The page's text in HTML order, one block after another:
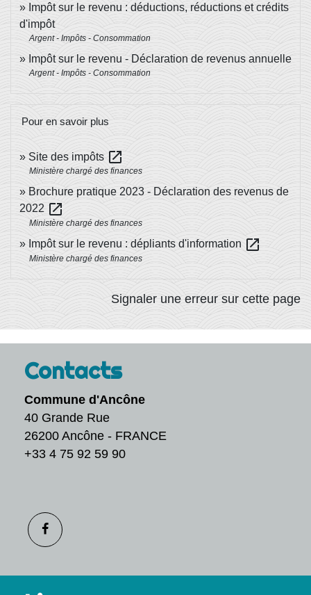
Impôt sur le revenu : déductions, réductions et crédits
d'impôt
Argent - Impôts - Consommation
Impôt sur le revenu - Déclaration de revenus annuelle
Argent - Impôts - Consommation
Pour en savoir plus
Site des impôts open_in_new
Ministère chargé des finances
Brochure pratique 2023 - Déclaration des revenus de
2022 open_in_new
Ministère chargé des finances
Impôt sur le revenu : dépliants d'information open_in_new
Ministère chargé des finances
Signaler une erreur sur cette page
Contacts
Commune d'Ancône
40 Grande Rue
26200 Ancône - FRANCE
+33 4 75 92 59 90